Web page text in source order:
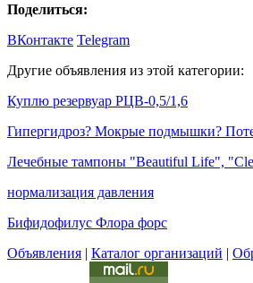
Поделиться:
ВКонтакте Telegram
Другие объявления из этой категории:
Куплю резервуар РЦВ-0,5/1,6
Гипергидроз? Мокрые подмышки?
Лечебные тампоны "Beautiful Life",
нормализация давления
Бифидофилус Флора форс
Объявления | Каталог организаций |